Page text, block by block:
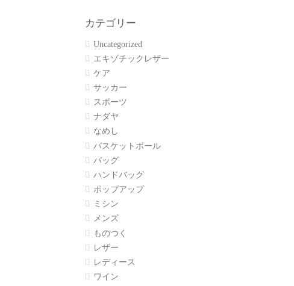
カテゴリー
Uncategorized
エキゾチックレザー
ケア
サッカー
スポーツ
ナダヤ
なめし
バスケットボール
バッグ
ハンドバッグ
ポップアップ
ミシン
メンズ
ものつく
レザー
レディース
ワイン